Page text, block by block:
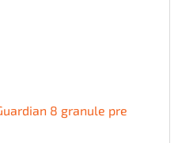
8 granule pre